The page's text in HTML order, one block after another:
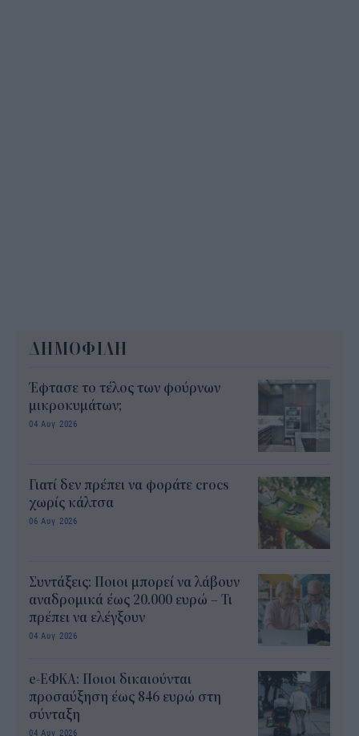
ΔΗΜΟΦΙΛΗ
Έφτασε το τέλος των φούρνων
μικροκυμάτων;
04 Αυγ 2026
Γιατί δεν πρέπει να φοράτε crocs
χωρίς κάλτσα
06 Αυγ 2026
Συντάξεις: Ποιοι μπορεί να λάβουν
αναδρομικά έως 20.000 ευρώ – Τι
πρέπει να ελέγξουν
04 Αυγ 2026
e-ΕΦΚΑ: Ποιοι δικαιούνται
προσαύξηση έως 846 ευρώ στη
σύνταξη
04 Αυγ 2026